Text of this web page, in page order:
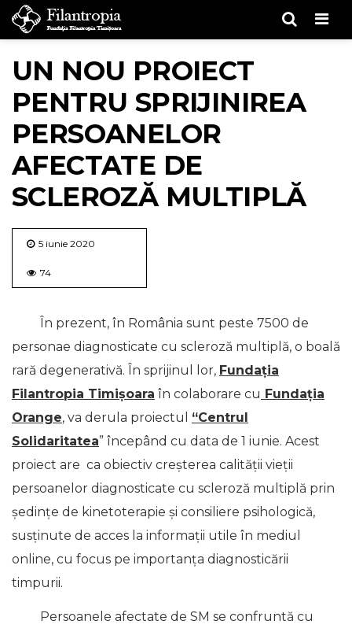
UN NOU PROIECT
PENTRU SPRIJINIREA
PERSOANELOR
AFECTATE DE
SCLEROZĂ MULTIPLĂ
5 iunie 2020
74
În prezent, în România sunt peste 7500 de
personae diagnosticate cu scleroză multiplă, o boală
rară degenerativă. În sprijinul lor, Fundația
Filantropia Timișoara în colaborare cu Fundația
Orange, va derula proiectul “Centrul
Solidaritatea” începând cu data de 1 iunie. Acest
proiect are ca obiectiv creșterea calității vieții
persoanelor diagnosticate cu scleroză multiplă prin
ședințe de kinetoterapie și consiliere psihologică,
susținute de acces la informații utile în mediul
online, cu focus pe importanța diagnosticării
timpurii.
Persoanele afectate de SM se confruntă cu